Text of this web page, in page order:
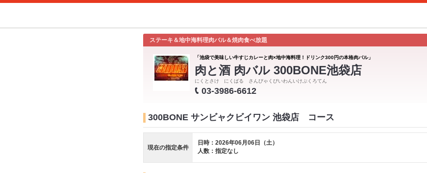
ステーキ＆地中海料理肉バル＆焼肉食べ放題
「池袋で美味しい牛すじカレーと肉×地中海料理！ドリンク300円の本格肉バル」
肉と酒 肉バル 300BONE池袋店
にくとさけ にくばる さんびゃくびいわんいけぶくろてん
03-3986-6612
300BONE サンビャクビイワン 池袋店 コース
現在の指定条件
日時：2026年06月06日（土）
人数：指定なし